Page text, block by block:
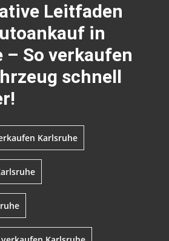
Leitfaden
in
– So verkaufen
schnell
Karlsruhe